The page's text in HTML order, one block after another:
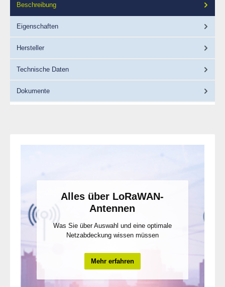
Beschreibung
Eigenschaften
Hersteller
Technische Daten
Dokumente
Alles über LoRaWAN-
Antennen
Was Sie über Auswahl und eine optimale
Netzabdeckung wissen müssen
Mehr erfahren